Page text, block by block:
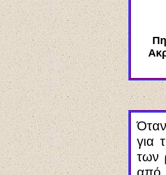
για
των